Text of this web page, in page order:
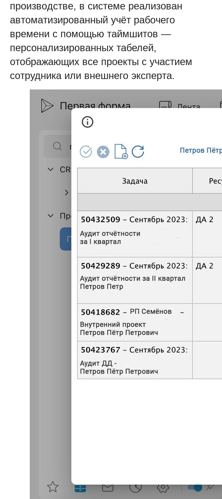
производстве, в системе реализован
автоматизированный учёт рабочего
времени с помощью таймшитов —
персонализированных табелей,
отображающих все проекты с участием
сотрудника или внешнего эксперта.
Что будет на консультации:
У вас похожий запрос?
Запишитесь на онлайн-
консультацию